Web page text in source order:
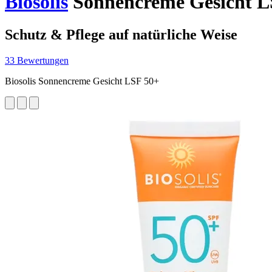
Schutz & Pflege auf natürliche Weise
33 Bewertungen
Biosolis Sonnencreme Gesicht LSF 50+